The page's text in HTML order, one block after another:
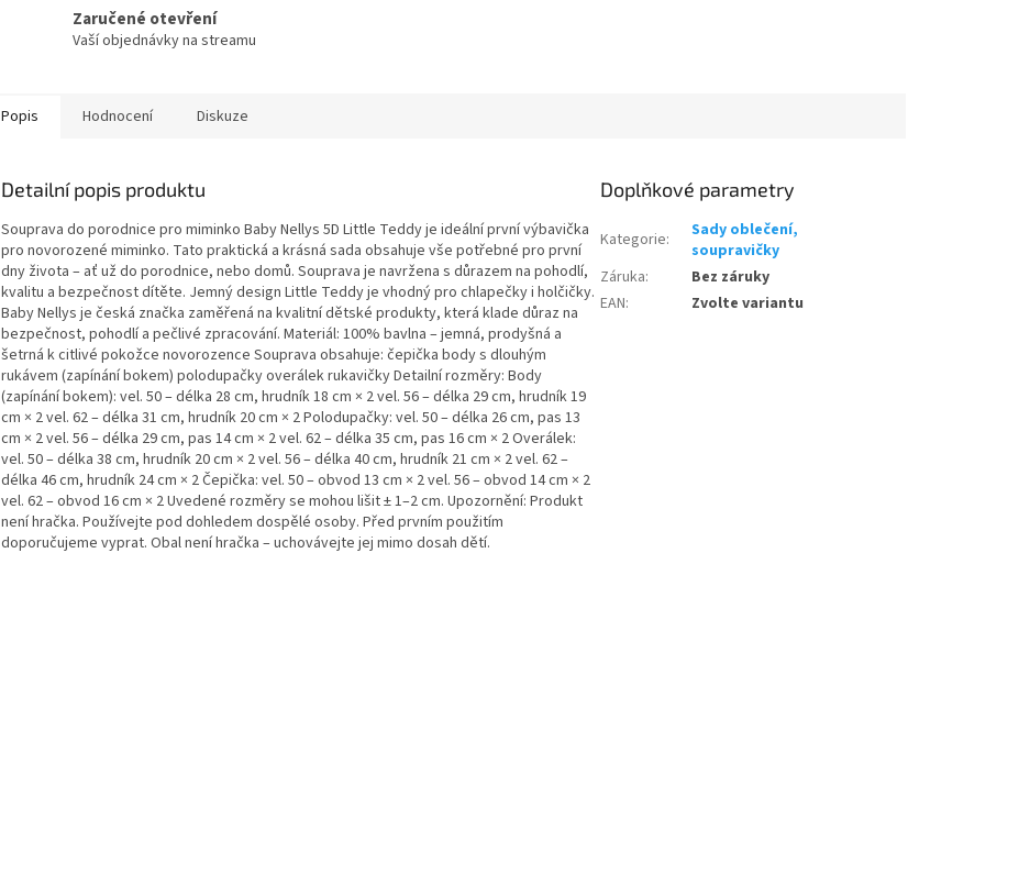
Zaručené otevření
Vaší objednávky na streamu
Popis Hodnocení Diskuze
Detailní popis produktu
Souprava do porodnice pro miminko Baby Nellys 5D Little Teddy je ideální první výbavička
pro novorozené miminko. Tato praktická a krásná sada obsahuje vše potřebné pro první
dny života – ať už do porodnice, nebo domů. Souprava je navržena s důrazem na pohodlí,
kvalitu a bezpečnost dítěte. Jemný design Little Teddy je vhodný pro chlapečky i holčičky.
Baby Nellys je česká značka zaměřená na kvalitní dětské produkty, která klade důraz na
bezpečnost, pohodlí a pečlivé zpracování. Materiál: 100% bavlna – jemná, prodyšná a
šetrná k citlivé pokožce novorozence Souprava obsahuje: čepička body s dlouhým
rukávem (zapínání bokem) polodupačky overálek rukavičky Detailní rozměry: Body
(zapínání bokem): vel. 50 – délka 28 cm, hrudník 18 cm × 2 vel. 56 – délka 29 cm, hrudník 19
cm × 2 vel. 62 – délka 31 cm, hrudník 20 cm × 2 Polodupačky: vel. 50 – délka 26 cm, pas 13
cm × 2 vel. 56 – délka 29 cm, pas 14 cm × 2 vel. 62 – délka 35 cm, pas 16 cm × 2 Overálek:
vel. 50 – délka 38 cm, hrudník 20 cm × 2 vel. 56 – délka 40 cm, hrudník 21 cm × 2 vel. 62 –
délka 46 cm, hrudník 24 cm × 2 Čepička: vel. 50 – obvod 13 cm × 2 vel. 56 – obvod 14 cm × 2
vel. 62 – obvod 16 cm × 2 Uvedené rozměry se mohou lišit ± 1–2 cm. Upozornění: Produkt
není hračka. Používejte pod dohledem dospělé osoby. Před prvním použitím
doporučujeme vyprat. Obal není hračka – uchovávejte jej mimo dosah dětí.
Doplňkové parametry
Kategorie:
Sady oblečení,
soupravičky
Záruka:
Bez záruky
EAN: Zvolte variantu